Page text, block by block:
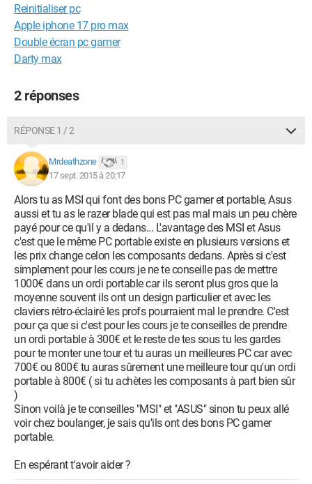
Reinitialiser pc
Apple iphone 17 pro max
Double écran pc gamer
Darty max
2 réponses
RÉPONSE 1 / 2
Mrdeathzone 1
17 sept. 2015 à 20:17
Alors tu as MSI qui font des bons PC gamer et portable, Asus
aussi et tu as le razer blade qui est pas mal mais un peu chère
payé pour ce qu'il y a dedans... L'avantage des MSI et Asus
c'est que le même PC portable existe en plusieurs versions et
les prix change celon les composants dedans. Après si c'est
simplement pour les cours je ne te conseille pas de mettre
1000€ dans un ordi portable car ils seront plus gros que la
moyenne souvent ils ont un design particulier et avec les
claviers rétro-éclairé les profs pourraient mal le prendre. C'est
pour ça que si c'est pour les cours je te conseilles de prendre
un ordi portable à 300€ et le reste de tes sous tu les gardes
pour te monter une tour et tu auras un meilleures PC car avec
700€ ou 800€ tu auras sûrement une meilleure tour qu'un ordi
portable à 800€ ( si tu achètes les composants à part bien sûr
)
Sinon voilà je te conseilles "MSI" et "ASUS" sinon tu peux allé
voir chez boulanger, je sais qu'ils ont des bons PC gamer
portable.
En espérant t'avoir aider ?